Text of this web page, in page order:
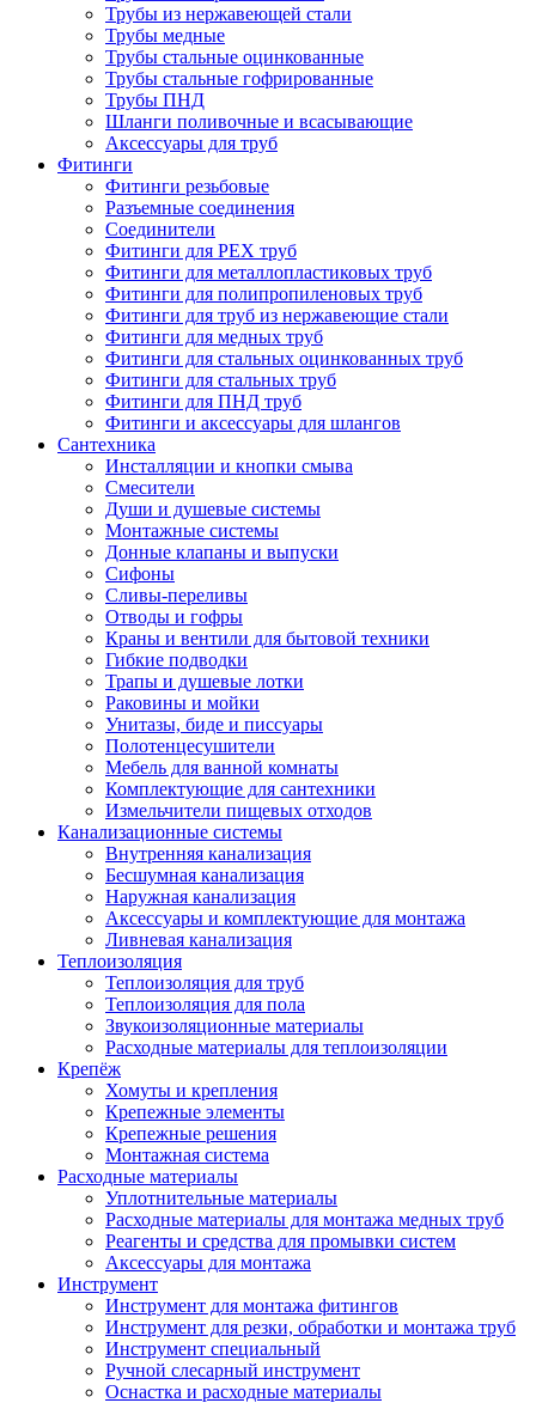
Трубы из нержавеющей стали
Трубы медные
Трубы стальные оцинкованные
Трубы стальные гофрированные
Трубы ПНД
Шланги поливочные и всасывающие
Аксессуары для труб
Фитинги
Фитинги резьбовые
Разъемные соединения
Соединители
Фитинги для PEX труб
Фитинги для металлопластиковых труб
Фитинги для полипропиленовых труб
Фитинги для труб из нержавеющие стали
Фитинги для медных труб
Фитинги для стальных оцинкованных труб
Фитинги для стальных труб
Фитинги для ПНД труб
Фитинги и аксессуары для шлангов
Сантехника
Инсталляции и кнопки смыва
Смесители
Души и душевые системы
Монтажные системы
Донные клапаны и выпуски
Сифоны
Сливы-переливы
Отводы и гофры
Краны и вентили для бытовой техники
Гибкие подводки
Трапы и душевые лотки
Раковины и мойки
Унитазы, биде и писсуары
Полотенцесушители
Мебель для ванной комнаты
Комплектующие для сантехники
Измельчители пищевых отходов
Канализационные системы
Внутренняя канализация
Бесшумная канализация
Наружная канализация
Аксессуары и комплектующие для монтажа
Ливневая канализация
Теплоизоляция
Теплоизоляция для труб
Теплоизоляция для пола
Звукоизоляционные материалы
Расходные материалы для теплоизоляции
Крепёж
Хомуты и крепления
Крепежные элементы
Крепежные решения
Монтажная система
Расходные материалы
Уплотнительные материалы
Расходные материалы для монтажа медных труб
Реагенты и средства для промывки систем
Аксессуары для монтажа
Инструмент
Инструмент для монтажа фитингов
Инструмент для резки, обработки и монтажа труб
Инструмент специальный
Ручной слесарный инструмент
Оснастка и расходные материалы